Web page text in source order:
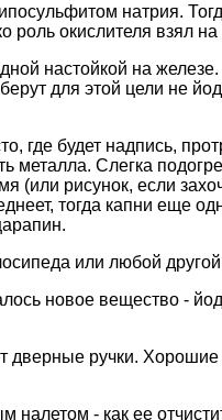
натрия.
роль окислителя взял
настойкой на
для этой цели не
будет надпись,
металла. Слегка
(или рисунок, если
тогда капни еще
или любой
новое вещество -
дверные ручки.
- как ее